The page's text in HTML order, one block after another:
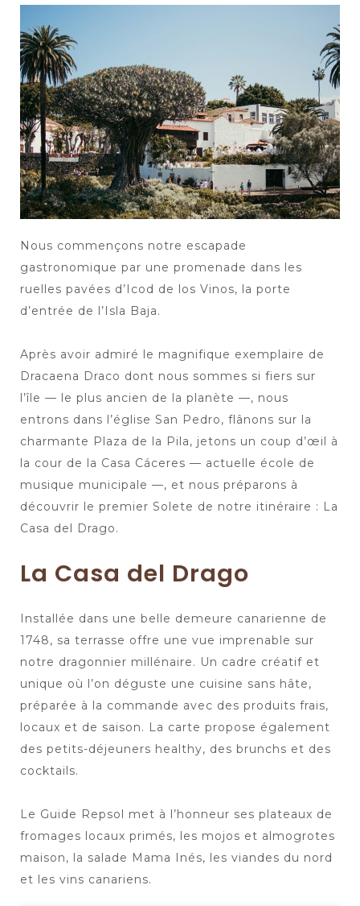
Nous commençons notre escapade
gastronomique par une promenade dans les
ruelles pavées d’Icod de los Vinos, la porte
d’entrée de l’Isla Baja.
Après avoir admiré le magnifique exemplaire de
Dracaena Draco dont nous sommes si fiers sur
l’île — le plus ancien de la planète —, nous
entrons dans l’église San Pedro, flânons sur la
charmante Plaza de la Pila, jetons un coup d’œil à
la cour de la Casa Cáceres — actuelle école de
musique municipale —, et nous préparons à
découvrir le premier Solete de notre itinéraire : La
Casa del Drago.
La Casa del Drago
Installée dans une belle demeure canarienne de
1748, sa terrasse offre une vue imprenable sur
notre dragonnier millénaire. Un cadre créatif et
unique où l’on déguste une cuisine sans hâte,
préparée à la commande avec des produits frais,
locaux et de saison. La carte propose également
des petits-déjeuners healthy, des brunchs et des
cocktails.
Le Guide Repsol met à l’honneur ses plateaux de
fromages locaux primés, les mojos et almogrotes
maison, la salade Mama Inés, les viandes du nord
et les vins canariens.